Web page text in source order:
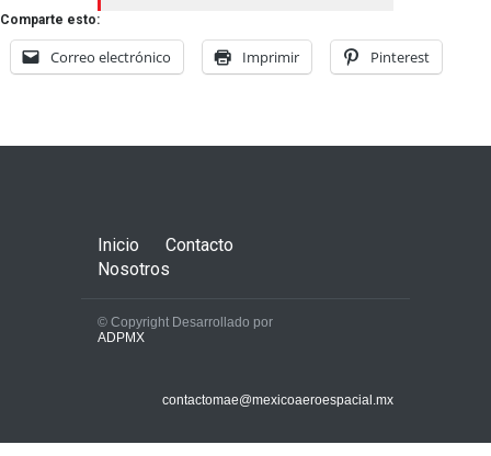
Comparte esto:
Correo electrónico Imprimir Pinterest
Inicio
Contacto
Nosotros
© Copyright Desarrollado por
ADPMX
contactomae@mexicoaeroespacial.mx